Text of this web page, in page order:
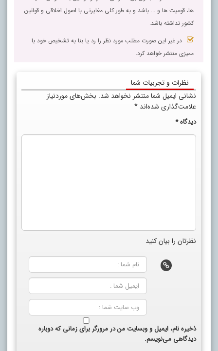
ها، قومیت ها و ... باشد و به طور کلی مغایرتی با اصول اخلاقی و قوانین
کشور نداشته باشد.
در غیر این صورت مطلب مورد نظر را رد یا بنا به تشخیص خود با
ممیزی منتشر خواهد کرد.
نظرات و تجربیات شما
نشانی ایمیل شما منتشر نخواهد شد. بخش‌های موردنیاز
علامت‌گذاری شده‌اند *
دیدگاه*
نظرتان را بیان کنید
ذخیره نام، ایمیل و وبسایت من در مرورگر برای زمانی که دوباره
دیدگاهی می‌نویسم.